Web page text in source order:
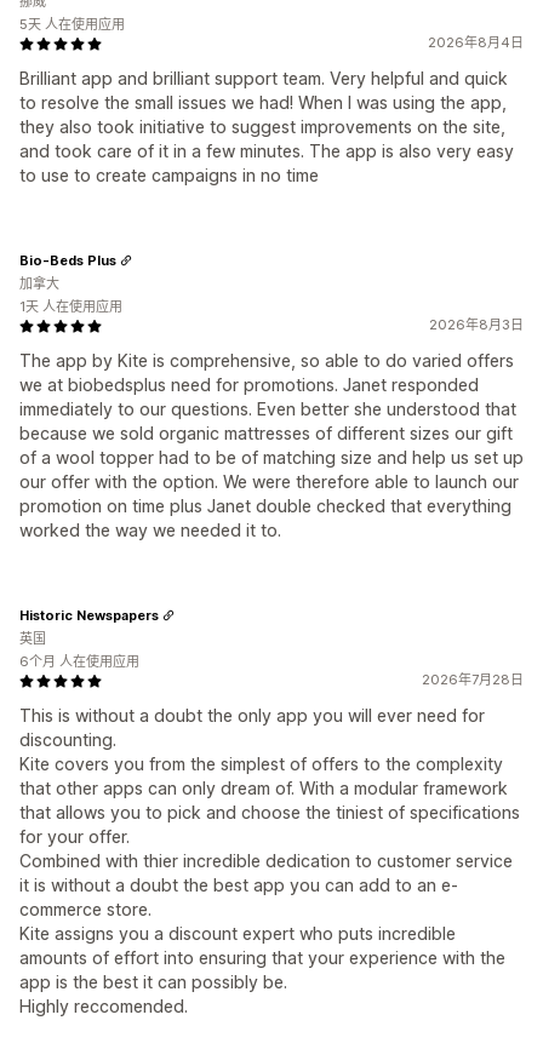
2026年8月4日
Brilliant app and brilliant support team. Very helpful and quick
to resolve the small issues we had! When I was using the app,
they also took initiative to suggest improvements on the site,
and took care of it in a few minutes. The app is also very easy
to use to create campaigns in no time
5天 人在使用应用
2026年8月3日
The app by Kite is comprehensive, so able to do varied offers
we at biobedsplus need for promotions. Janet responded
immediately to our questions. Even better she understood that
because we sold organic mattresses of different sizes our gift
of a wool topper had to be of matching size and help us set up
our offer with the option. We were therefore able to launch our
promotion on time plus Janet double checked that everything
worked the way we needed it to.
Bio-Beds Plus
加拿大
1天 人在使用应用
2026年7月28日
This is without a doubt the only app you will ever need for
discounting.
Kite covers you from the simplest of offers to the complexity
that other apps can only dream of. With a modular framework
that allows you to pick and choose the tiniest of specifications
for your offer.
Combined with thier incredible dedication to customer service
it is without a doubt the best app you can add to an e-
commerce store.
Kite assigns you a discount expert who puts incredible
amounts of effort into ensuring that your experience with the
app is the best it can possibly be.
Highly reccomended.
Historic Newspapers
英国
6个月 人在使用应用